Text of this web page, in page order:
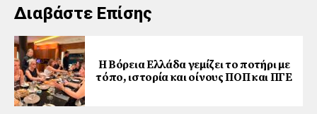
Διαβάστε Επίσης
Η Βόρεια Ελλάδα γεμίζει το ποτήρι με
τόπο, ιστορία και οίνους ΠΟΠ και ΠΓΕ